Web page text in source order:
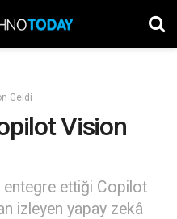
Geldi
Vision
ettiği Copilot
izleyen yapay zekâ